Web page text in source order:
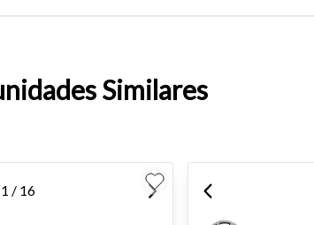
site, utilize os atalhos Ctrl+ (para
Similares
1 / 16